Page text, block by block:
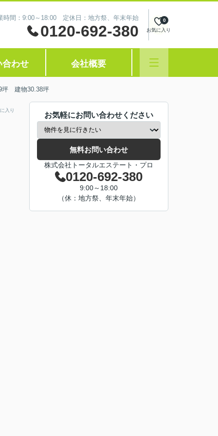
時間：9:00～18:00 定休日：地方祭、年末年始
0120-692-380 お気に入り
0
合わせ 会社概要
坪 建物30.38坪
入り
お気軽にお問い合わせください
無料お問い合わせ
株式会社トータルエステート・プロ
0120-692-380
9:00～18:00
（休：地方祭、年末年始）